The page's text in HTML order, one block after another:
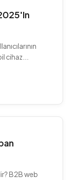
cihaz...
B2B web